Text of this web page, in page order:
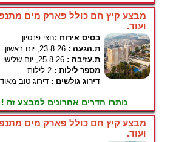
מבצע קיץ חם כולל פארק מים
ועוד.
בסיס אירוח :חצי פנסיון
ת.הגעה : 23.8.26, יום ראשון
ת.עזיבה : 25.8.26, יום שלישי
מספר לילות : 2 לילות
דירוג גולשים : דירוג טוב מאוד
נותרו חדרים אחרונים למבצע זה !
מבצע קיץ חם כולל פארק מים
ועוד.